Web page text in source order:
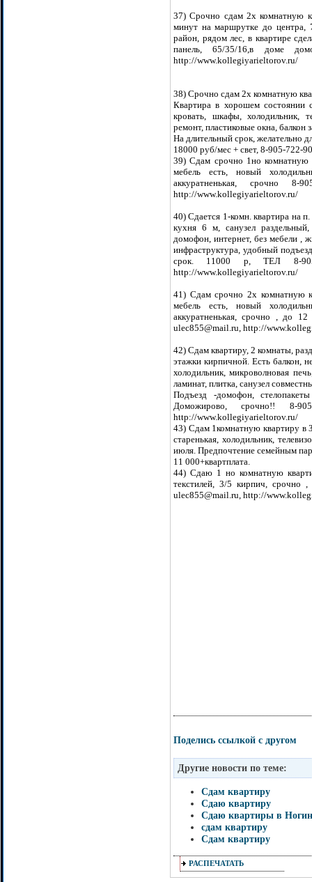
37) Cрочно сдам 2х комнатную
минут на маршрутке до центра,
район, рядом лес, в квартире
панель, 65/35/16,в доме
http://www.kollegiyarieltorov.ru/
38) Срочно сдам 2х комнатную
Квартира в хорошем состоянии
кровать, шкафы, холодильник,
ремонт, пластиковые окна, балкон
На длительный срок, желательно
18000 руб/мес + свет, 8-905-
39) Сдам срочно 1но комнатную
мебель есть, новый
аккуратненькая, срочно 8-
http://www.kollegiyarieltorov.ru/
40) Сдается 1-комн. квартира на
кухня 6 м, санузел
домофон, интернет, без мебели ,
инфраструктура, удобный
срок. 11000 р, ТЕЛ 8-905-
http://www.kollegiyarieltorov.ru/
41) Сдам срочно 2х комнатную
мебель есть, новый
аккуратненькая, срочно , до
ulec855@mail.ru, http://
42) Сдам квартиру, 2 комнаты,
этажки кирпичной. Есть балкон,
холодильник, микроволновая
ламинат, плитка, санузел
Подъезд -домофон,
Доможирово, срочно!! 8-
http://www.kollegiyarieltorov.ru/
43) Сдам 1комнатную квартиру в
старенькая, холодильник,
июля. Предпочтение семейным
11 000+квартплата.
44) Сдаю 1 но комнатную
текстилей, 3/5 кирпич,
ulec855@mail.ru, http://
Поделись ссылкой с другом
Другие новости по теме:
Сдам квартиру
Сдаю квартиру
Сдаю квартиры в
сдам квартиру
Сдам квартиру
РАСПЕЧАТАТЬ